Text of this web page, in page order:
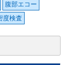
腹部エコー
度検査